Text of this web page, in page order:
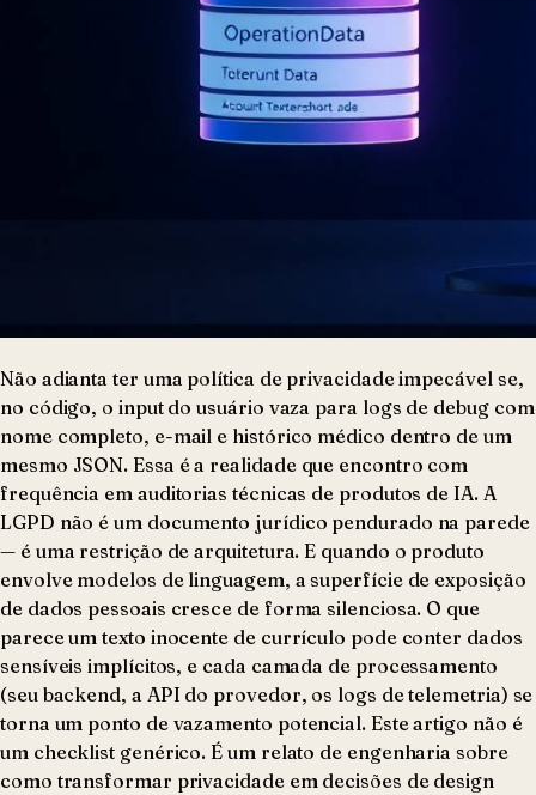
Não adianta ter uma política de privacidade impecável se,
no código, o input do usuário vaza para logs de debug com
nome completo, e-mail e histórico médico dentro de um
mesmo JSON. Essa é a realidade que encontro com
frequência em auditorias técnicas de produtos de IA. A
LGPD não é um documento jurídico pendurado na parede
— é uma restrição de arquitetura. E quando o produto
envolve modelos de linguagem, a superfície de exposição
de dados pessoais cresce de forma silenciosa. O que
parece um texto inocente de currículo pode conter dados
sensíveis implícitos, e cada camada de processamento
(seu backend, a API do provedor, os logs de telemetria) se
torna um ponto de vazamento potencial. Este artigo não é
um checklist genérico. É um relato de engenharia sobre
como transformar privacidade em decisões de design